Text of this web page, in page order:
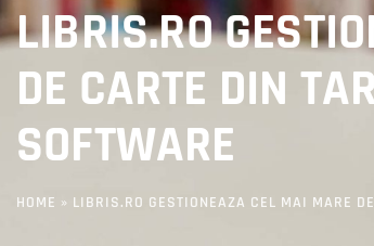
LIBRIS.RO
DE CARTE DIN
SOFTWARE
HOME » LIBRIS.RO GESTIONEAZA CEL MAI MARE